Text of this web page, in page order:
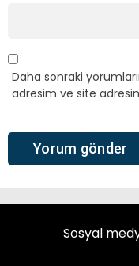
Daha sonraki
adresim ve site
Sosyal